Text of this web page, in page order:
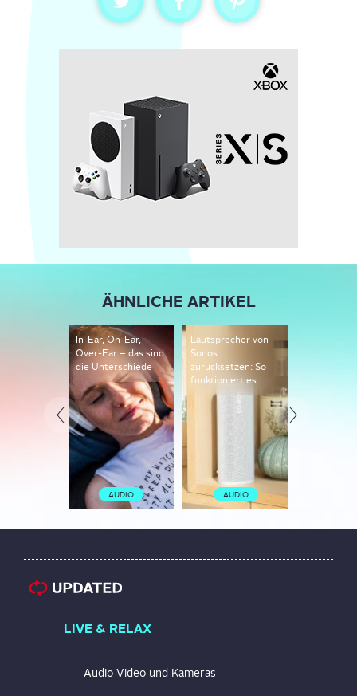
ÄHNLICHE ARTIKEL
AUDIO
In-Ear, On-Ear,
Over-Ear – das sind
die Unterschiede
AUDIO
Lautsprecher von
Sonos
zurücksetzen: So
funktioniert es
LIVE & RELAX
Audio Video und Kameras